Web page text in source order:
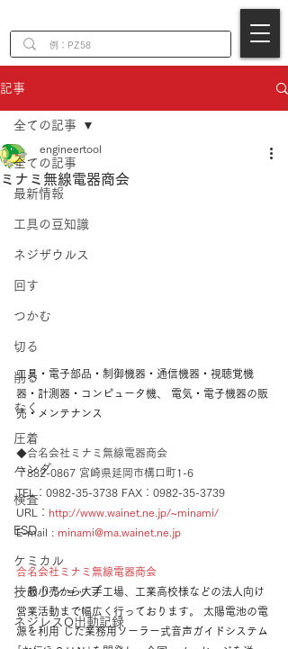
記事
全ての記事
最新情報
工具の豆知識
ネジザウルス
回す
つかむ
切る
削る
むく
圧着
ハンダ
検査
ESD
ケミカル
技ありショップ
ネジレスQ出動記録
全ての記事
ミナミ無線電器商会
engineertool
工具・電子部品・制御機器・通信機器・視聴覚機
器・計測器・コンピュータ機、 電気・電子機器の販
売・メンテナンス
◆合名会社ミナミ無線電器商会
〒882-0867 宮崎県延岡市構口町1-6
TEL：0982-35-3738 FAX：0982-35-3739
URL： http://www.wainet.ne.jp/~minami/
E-mail : minami@ma.wainet.ne.jp
合名会社ミナミ無線電器商会
一般小売から大手工場、工業高校様などの法人向け
営業活動まで幅広く行っております。 太陽電池の電
源を利用 した業務用ソーラー式音声ガイドシステム